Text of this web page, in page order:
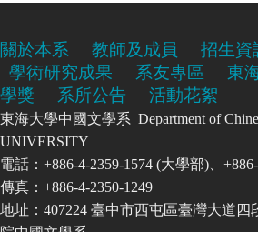
關於本系 教師及成員 招生資
學術研究成果
系友專區 東
學獎
系所公告 活動花絮
東海大學中國文學系 Department of
UNIVERSITY
電話：+886-4-2359-1574 (大學部)、
傳真：+886-4-2350-1249
地址：407224 臺中市西屯區臺灣大道